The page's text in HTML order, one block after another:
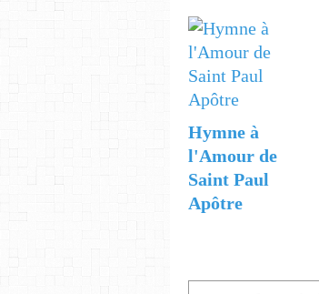
Hymne à
l'Amour de
Saint Paul
Apôtre